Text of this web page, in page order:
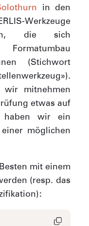
in den
Werkzeuge
die sich
(Stichwort
wir mitnehmen
etwas auf
haben wir ein
möglichen
mit einem
(resp. das